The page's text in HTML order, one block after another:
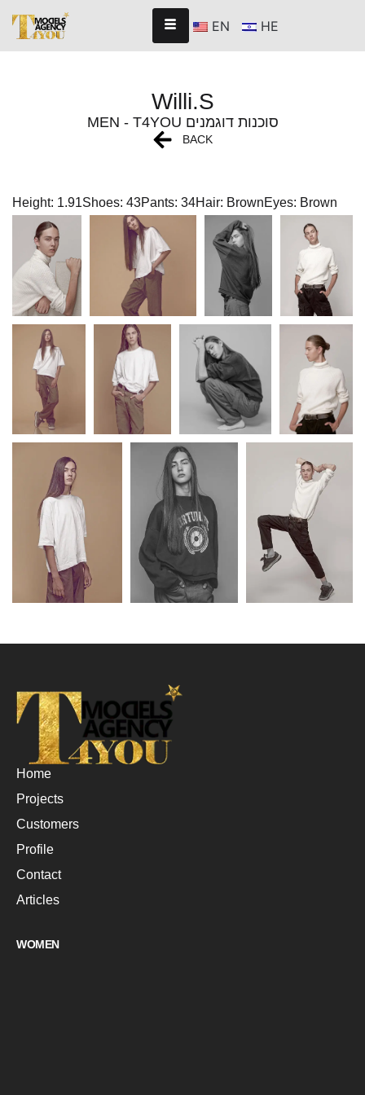
EN HE
Willi.S
MEN - T4YOU סוכנות דוגמנים
BACK
Height: 1.91Shoes: 43Pants: 34Hair: BrownEyes: Brown
Home
Projects
Customers
Profile
Contact
Articles
WOMEN